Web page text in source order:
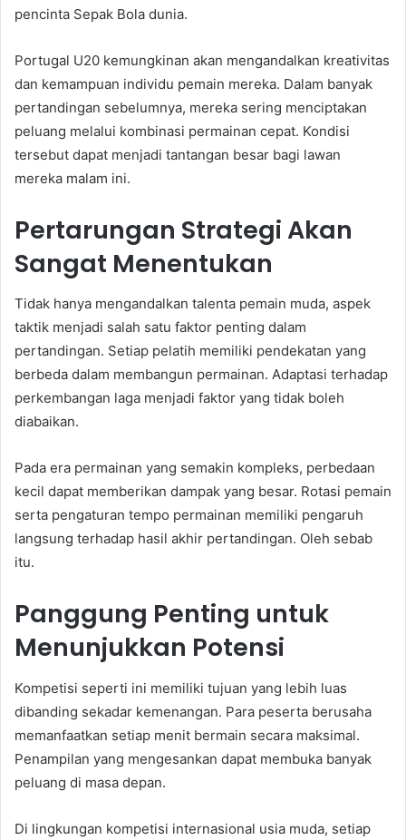
pencinta Sepak Bola dunia.
Portugal U20 kemungkinan akan mengandalkan kreativitas
dan kemampuan individu pemain mereka. Dalam banyak
pertandingan sebelumnya, mereka sering menciptakan
peluang melalui kombinasi permainan cepat. Kondisi
tersebut dapat menjadi tantangan besar bagi lawan
mereka malam ini.
Pertarungan Strategi Akan
Sangat Menentukan
Tidak hanya mengandalkan talenta pemain muda, aspek
taktik menjadi salah satu faktor penting dalam
pertandingan. Setiap pelatih memiliki pendekatan yang
berbeda dalam membangun permainan. Adaptasi terhadap
perkembangan laga menjadi faktor yang tidak boleh
diabaikan.
Pada era permainan yang semakin kompleks, perbedaan
kecil dapat memberikan dampak yang besar. Rotasi pemain
serta pengaturan tempo permainan memiliki pengaruh
langsung terhadap hasil akhir pertandingan. Oleh sebab
itu.
Panggung Penting untuk
Menunjukkan Potensi
Kompetisi seperti ini memiliki tujuan yang lebih luas
dibanding sekadar kemenangan. Para peserta berusaha
memanfaatkan setiap menit bermain secara maksimal.
Penampilan yang mengesankan dapat membuka banyak
peluang di masa depan.
Di lingkungan kompetisi internasional usia muda, setiap